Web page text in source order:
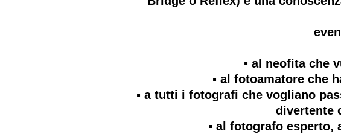
▪️ al neofita che
▪️ al fotoamatore che
▪️ a tutti i fotografi che vogliano
divertente
▪️ al fotografo esperto,